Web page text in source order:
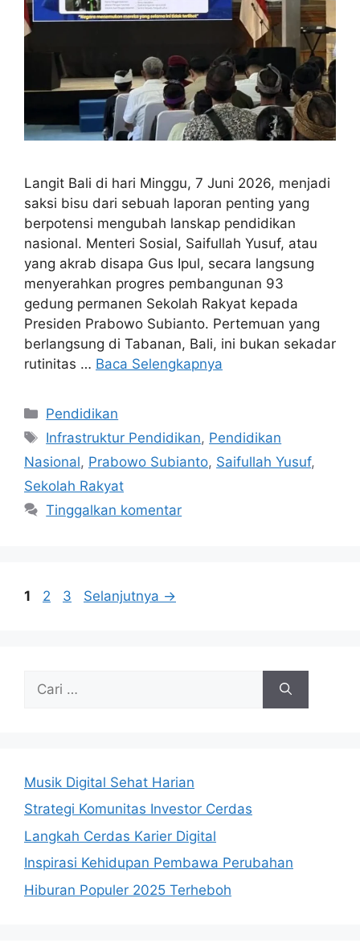
Langit Bali di hari Minggu, 7 Juni 2026, menjadi
saksi bisu dari sebuah laporan penting yang
berpotensi mengubah lanskap pendidikan
nasional. Menteri Sosial, Saifullah Yusuf, atau
yang akrab disapa Gus Ipul, secara langsung
menyerahkan progres pembangunan 93
gedung permanen Sekolah Rakyat kepada
Presiden Prabowo Subianto. Pertemuan yang
berlangsung di Tabanan, Bali, ini bukan sekadar
rutinitas … Baca Selengkapnya
Kategori
Pendidikan
Tag
Infrastruktur Pendidikan, Pendidikan
Nasional, Prabowo Subianto, Saifullah Yusuf,
Sekolah Rakyat
Tinggalkan komentar
Halaman
1 Halaman
2 Halaman
3 Selanjutnya →
untuk:
Musik Digital Sehat Harian
Strategi Komunitas Investor Cerdas
Langkah Cerdas Karier Digital
Inspirasi Kehidupan Pembawa Perubahan
Hiburan Populer 2025 Terheboh